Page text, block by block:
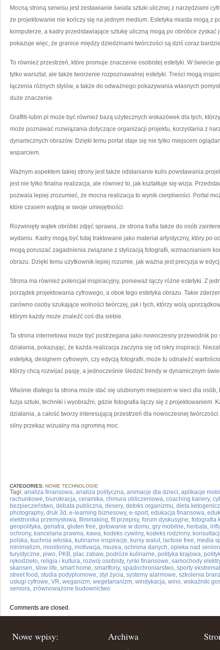
Mocną stroną serwisu jest zestawianie świata sztuki ulicznej z narzędziami
że projektowanie nie kończy się na jednym medium. Estetyka miasta mogą z
komputerze, a kadry przedstawiające sztukę uliczną mogą po obróbce
pokazuje więc, że granice między dziedzinami twórczości są dziś coraz
To również przestrzeń, które promuje znaczenie osobistej estetyki. W świecie
tylko warsztat, ale także tworzenie rozpoznawalnej estetyki. Treści mogą
łączenia różnych stylów, a także do odważnego pokazywania własnych
duże znaczenie.
Graffiti-lubin.pl może być również bazą użytecznych wskazówek dla tych,
może poznawać rozwiązania dotyczące organizacji projektu, korzystania z
dynamicznych obrazów. Dzięki temu portal staje się nie tylko miejscem
wsparciem.
Ważnym aspektem takiej strony jest także odsłanianie kulis powstawania
jest nie tylko finalna realizacja, ale również to, jak kształtuje się wizja.
pozwala lepiej zrozumieć, że mocna realizacja to wynik cierpliwości. Portal
które czasem wątpią w swoje umiejętności.
Rozwinięty wątek obróbki zdjęć sprawia, że strona trafia także do osób
wydaniu. Kadry mogą być tutaj traktowane jako materiał artystyczny, który po
mogą poruszać zagadnienia związane z stylizacją fotografii, wzmacnianiem
obrazu. Dzięki temu użytkownik lepiej rozumie, jak ważna jest precyzja w
Strona ma również potencjał inspiracyjny, ponieważ łączy różne estetyki. Z
porządek projektowania cyfrowego, a obok tego estetyka obrazu. Takie
zarówno osoby szukające wolności twórczej, jak i tych, którzy wolą
którym każdy może znaleźć coś dla siebie.
Ta strona internetowa może być postrzegana jako nowoczesny przewodnik
działania, pokazując, że każda realizacja zaczyna się od iskry inspiracji.
estetyką, designem cyfrowym, czy edycją fotografii, może tu odnaleźć
którzy chcą rozwijać pasję, a jednocześnie śledzić trendy w dynamicznym
Właśnie dlatego ta strona może stać się ulubionym miejscem w sieci dla
fuzja sztuki, techniki i wyobraźni, gdzie fotografia łączy się z projektowaniem.
działania, a całość tworzy interesującą przestrzeń dla nowoczesnej
silny przekaz wizualny ma ogromną moc.
CATEGORIES: NOWE TECHNOLOGIE
Tagi: analiza finansowa, analiza polityczna, animacje dla dzieci, aplikacje
rachunkowe, biurokracja, ceramika, chmura obliczeniowa, coaching kariery,
bezpieczeństwo, debata publiczna, desery, detoks organizmu, dieta
photography, druk 3d , e-learning biznesowy, e-sport, edukacja finansowa,
elektronika przemysłowa, filmmaking, fit przepisy, forum dyskusyjne, fotografia
geopolityka, geriatra, gluten free, gotowanie w domu, gry mobilne, herbata,
ochrony, kancelaria prawna, kawa, kodeks cywilny, kodeks rodzinny,
polska, kuchnia włoska, kulinarne inspiracje, kursy walut, lactose free, media
minimalizm, monitoring, motivacja, muzea, ochrona danych, opieka nad
turystyczne, piwo, PKB, plac zabaw, podróże kulinarne, polityka krajowa,
rękodzieło, religia i kultura, rozwój osobisty, rynki finansowe, samochody
skansen, slow life, smart home, smartfony, spadochroniarstwo, sporty
street food , studia podyplomowe, styl życia, systemy alarmowe, szkolenia
usługi cyfrowe, VR, weganizm, wegetarianizm, windykacja, wino, wskaźniki
seniora, zrównoważone budownictwo
Comments are closed.
Nowe wpisy: Archiwa